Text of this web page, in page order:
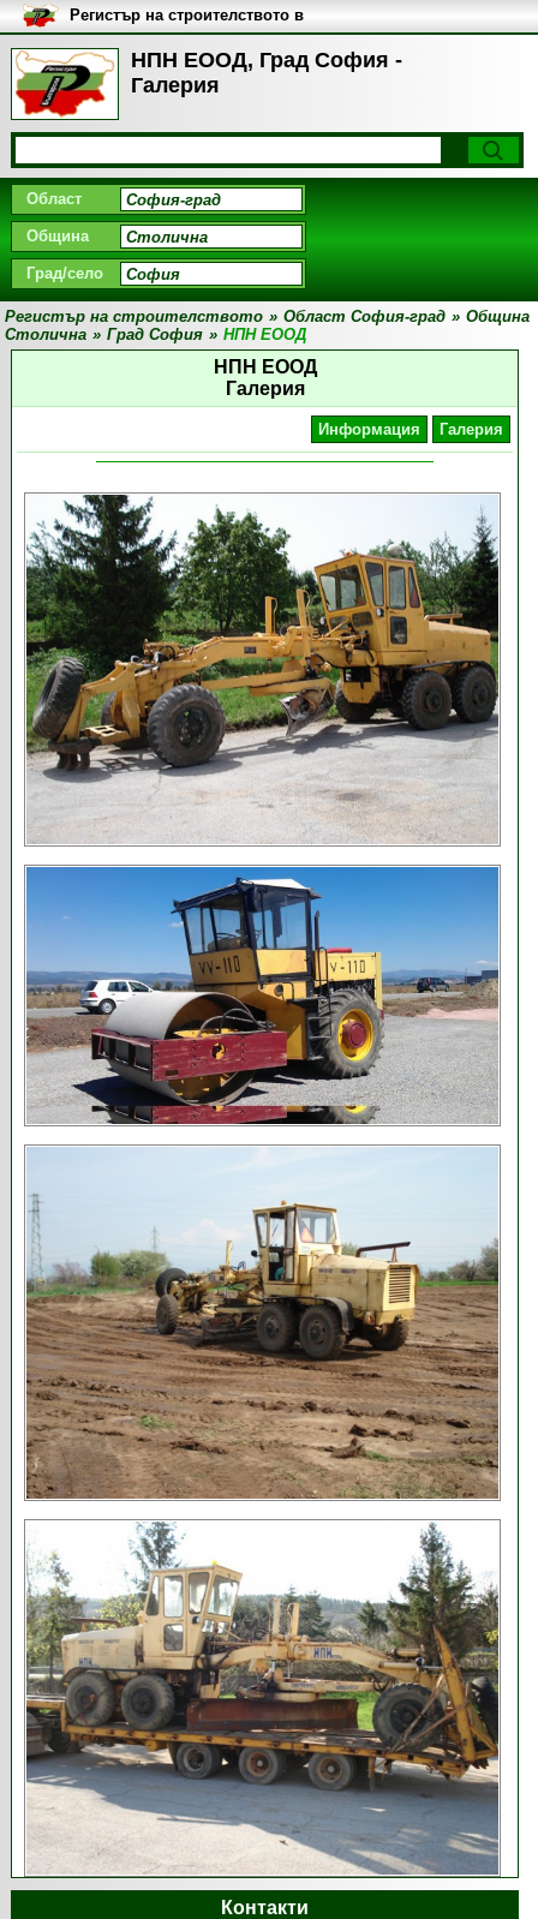
НПН ЕООД, Град София -
Галерия
Регистър на строителството в
България
Област
Община
Град/село
Регистър на строителството » Област София-град » Община
Столична » Град София » НПН ЕООД
НПН ЕООД
Галерия
Информация Галерия
Контакти